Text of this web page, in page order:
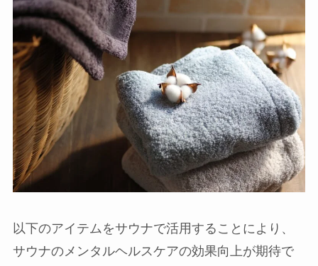
以下のアイテムをサウナで活用することにより、
サウナのメンタルヘルスケアの効果向上が期待で